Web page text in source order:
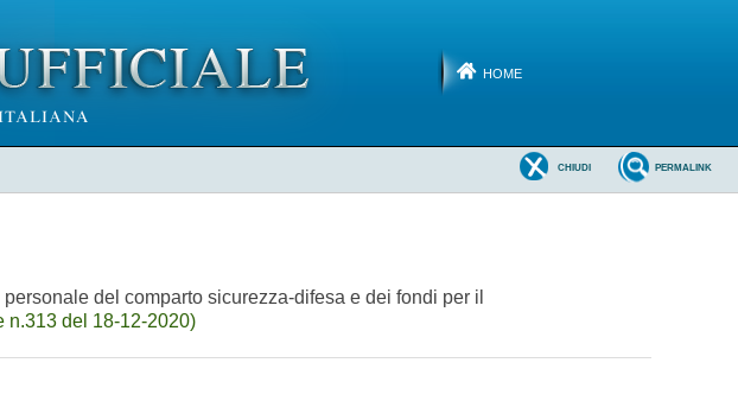
HOME
PERMALINK
CHIUDI
del comparto sicurezza-difesa e dei fondi per il
n.313 del 18-12-2020)